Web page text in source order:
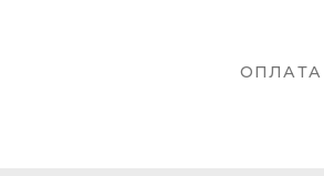
ОПЛАТА